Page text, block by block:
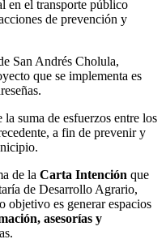
en el transporte público
de prevención y
San Andrés Cholula,
que se implementa es
suma de esfuerzos entre los
a fin de prevenir y
de la Carta Intención que
de Desarrollo Agrario,
es generar espacios
asesorías y